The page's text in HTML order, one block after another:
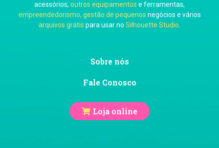
Ju Mirthes
acessórios, outros equipamentos e ferramentas,
empreendedorismo, gestão de pequenos negócios e vários
arquivos grátis para usar no Silhouette Studio
Sobre nós
Fale Conosco
Loja online